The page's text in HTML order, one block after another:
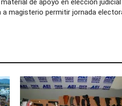
de apoyo en elección
a magisterio permitir jornada